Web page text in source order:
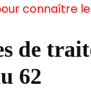
connaître
de
62